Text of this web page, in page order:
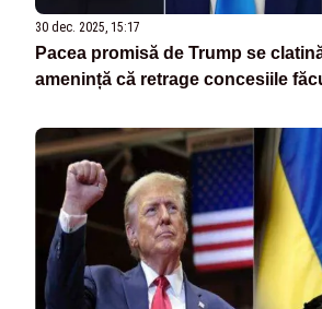
30 dec. 2025, 15:17
Pacea promisă de Trump se
amenință că retrage concesiile